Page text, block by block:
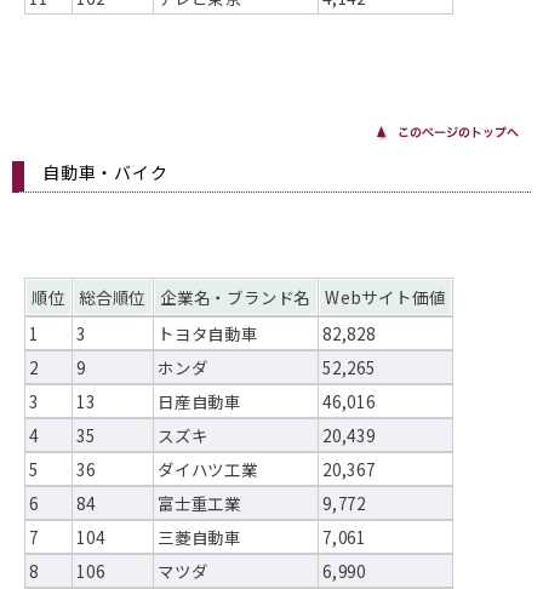
自動車・バイク
順位 総合順位 企業名・ブランド名
Webサイト価値
1
3 トヨタ自動車
82,828
2
9 ホンダ
52,265
3
13 日産自動車
46,016
4
35 スズキ
20,439
5
36 ダイハツ工業
20,367
6
84 富士重工業
9,772
7
104 三菱自動車
7,061
8
106 マツダ
6,990